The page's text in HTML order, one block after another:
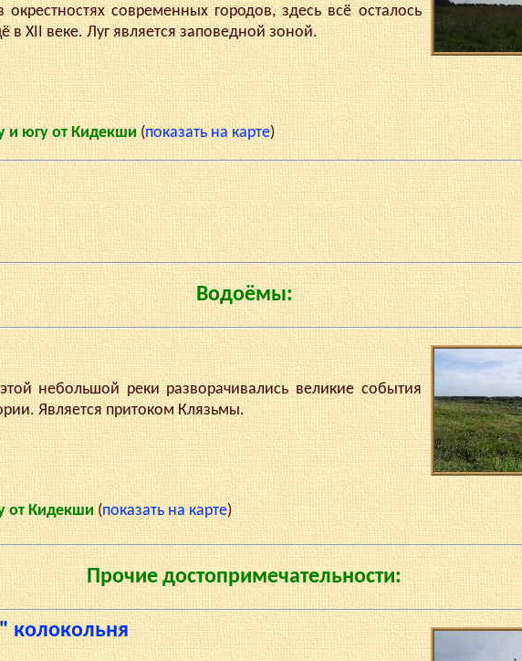
современных городов, здесь всё осталось
в XII веке. Луг является заповедной зоной.
и югу от Кидекши (показать на карте)
Водоёмы:
небольшой реки разворачивались великие события
Является притоком Клязьмы.
от Кидекши (показать на карте)
Прочие достопримечательности: